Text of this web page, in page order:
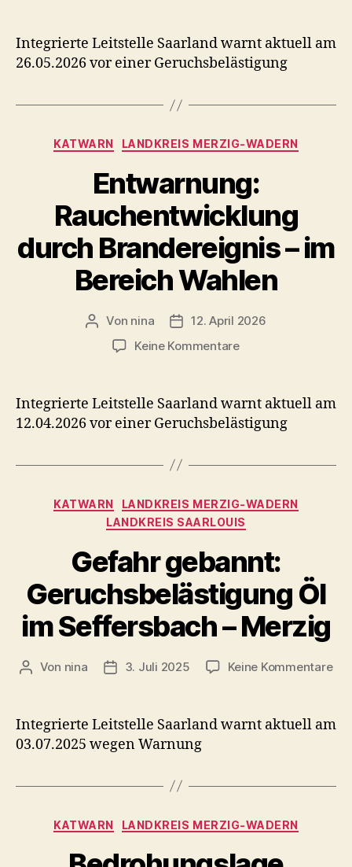
Integrierte Leitstelle Saarland warnt aktuell am
26.05.2026 vor einer Geruchsbelästigung
Kategorien
KATWARN LANDKREIS MERZIG-WADERN
Entwarnung:
Rauchentwicklung
durch Brandereignis – im
Bereich Wahlen
Beitragsautor
Von nina Veröffentlichungsdatum
12. April 2026
Keine Kommentarezu
durch
Brandereignis
–
Bereich
Integrierte Leitstelle Saarland warnt aktuell am
12.04.2026 vor einer Geruchsbelästigung
Kategorien
KATWARN
LANDKREIS MERZIG-WADERN
LANDKREIS SAARLOUIS
Gefahr gebannt:
Geruchsbelästigung Öl
im Seffersbach – Merzig
Beitragsautor
Von nina Veröffentlichungsdatum
3. Juli 2025 Keine Kommentarezu
–
Integrierte Leitstelle Saarland warnt aktuell am
03.07.2025 wegen Warnung
Kategorien
KATWARN LANDKREIS MERZIG-WADERN